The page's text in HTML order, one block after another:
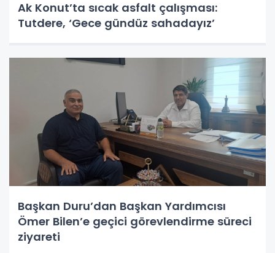
Ak Konut’ta sıcak asfalt çalışması:
Tutdere, ‘Gece gündüz sahadayız’
Başkan Duru’dan Başkan Yardımcısı
Ömer Bilen’e geçici görevlendirme süreci
ziyareti